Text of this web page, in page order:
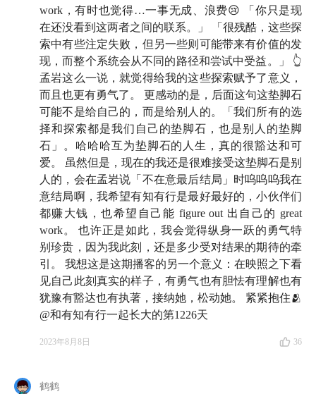
些方差大的事情，保持专注和开放，我们总会有新发
」给讲透了
04:08 OKR、KPI......为什么目标无处不在？你是否也
曾质疑过它有没有存在的意义？
07:38目标为什么有时候不管用？OpenAI 科学家的图
片孵化实验，也许能给你答案
work，有时也觉得…一事无成、浪费😢 「你只是现
在还没看到这两者之间的联系。」 「很残酷，这些探
索中有些注定失败，但另一些则可能带来有价值的发
现，而整个系统会从不同的路径和尝试中受益。」 👆
孟岩这么一说，就觉得给我的这些探索赋予了意义，
而且也更有勇气了。 更感动的是，后面这句这垫脚石
可能不是给自己的，而是给别人的。「我们所有的选
择和探索都是我们自己的垫脚石，也是别人的垫脚
石」。哈哈哈互为垫脚石的人生，真的很豁达和可
爱。 虽然但是，现在的我还是很难接受这垫脚石是别
人的，会在孟岩说「不在意最后结局」时呜呜呜我在
意结局啊，我希望有知有行是最好最好的，小伙伴们
都赚大钱，也希望自己能 figure out 出自己的 great
work。 也许正是如此，我会觉得纵身一跃的勇气特
别珍贵，因为我此刻，还是多少受对结果的期待的牵
引。 我想这是这期播客的另一个意义：在映照之下看
见自己此刻真实的样子，有勇气也有胆怯有理解也有
犹豫有豁达也有执著，接纳她，松动她。 紧紧抱住🫂
@和有知有行一起长大的第1226天
2023年8月8日 36
鹤鹤